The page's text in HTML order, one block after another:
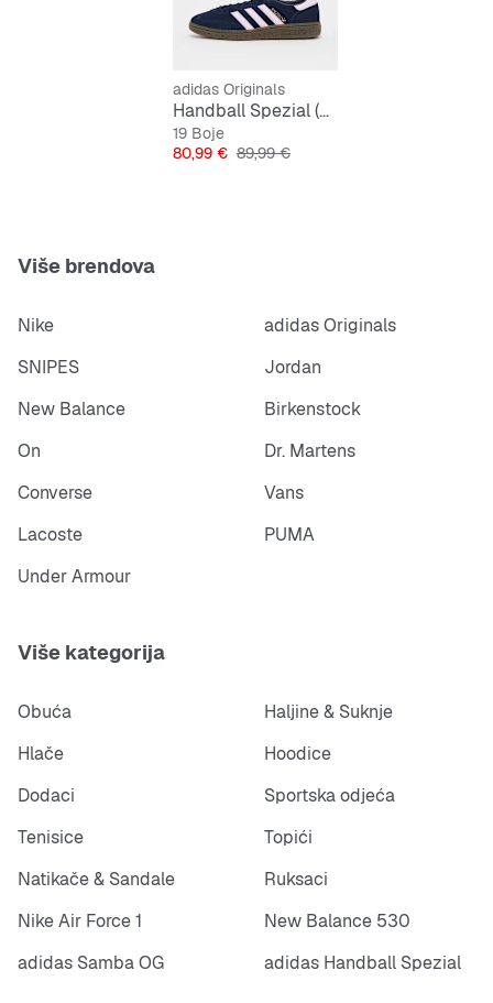
Gornjište od kože i sintetičkih materijala
adidas Originals
Handball Spezial (GS)
19 Boje
Cijena
80,99 € Originalna cijena
89,99 €
Više brendova
Nike
adidas Originals
SNIPES
Jordan
New Balance
Birkenstock
On
Dr. Martens
Converse
Vans
Lacoste
PUMA
Under Armour
Više kategorija
Obuća
Haljine & Suknje
Hlače
Hoodice
Dodaci
Sportska odjeća
Tenisice
Topići
Natikače & Sandale
Ruksaci
Nike Air Force 1
New Balance 530
adidas Samba OG
adidas Handball Spezial